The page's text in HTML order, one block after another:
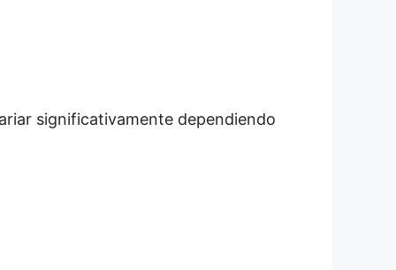
significativamente dependiendo